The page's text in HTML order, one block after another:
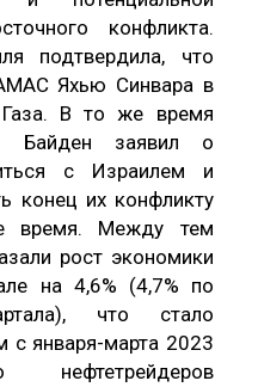
конфликта.
подтвердила, что
Яхью Синвара в
В то же время
заявил о
с Израилем и
конец их конфликту
время. Между тем
рост экономики
на 4,6% (4,7% по
что стало
с января-марта 2023
нефтетрейдеров